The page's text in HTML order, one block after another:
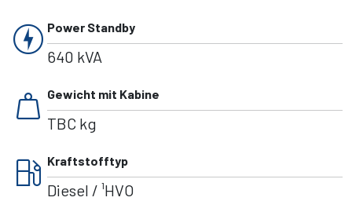
charger Power Standby
640 kVA
weight Gewicht mit Kabine
TBC kg
local_gas_station Kraftstofftyp
Diesel / ¹HVO